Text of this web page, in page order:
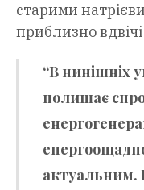
старими
приблизно
“В нинішніх
полишає
актуальним.